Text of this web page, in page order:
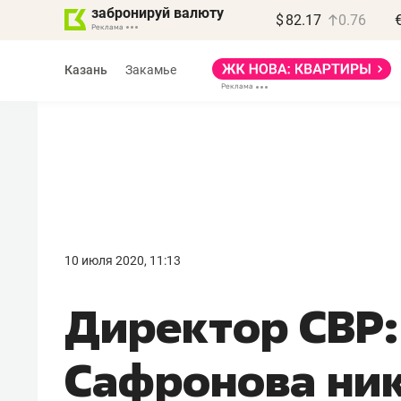
забронируй валюту $ 82.17 0.76
Казань Закамье
10 июля 2020, 11:13
Директор
Сафронова
правил, бизнес может
потерять минимум